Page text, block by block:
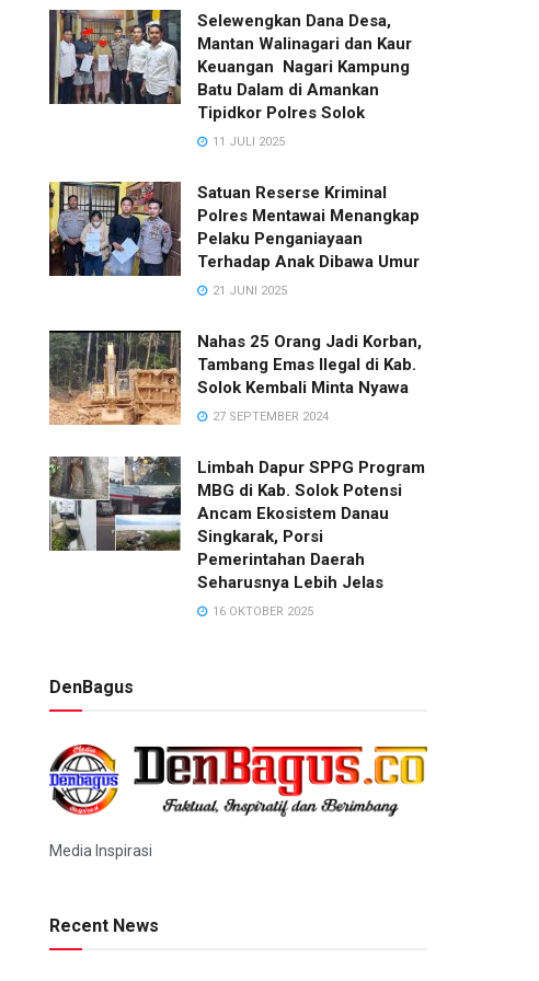
Selewengkan Dana Desa,
Mantan Walinagari dan Kaur
Keuangan Nagari Kampung
Batu Dalam di Amankan
Tipidkor Polres Solok
11 JULI 2025
Satuan Reserse Kriminal
Polres Mentawai Menangkap
Pelaku Penganiayaan
Terhadap Anak Dibawa Umur
21 JUNI 2025
Nahas 25 Orang Jadi Korban,
Tambang Emas Ilegal di Kab.
Solok Kembali Minta Nyawa
27 SEPTEMBER 2024
Limbah Dapur SPPG Program
MBG di Kab. Solok Potensi
Ancam Ekosistem Danau
Singkarak, Porsi
Pemerintahan Daerah
Seharusnya Lebih Jelas
16 OKTOBER 2025
DenBagus
Media Inspirasi
Recent News